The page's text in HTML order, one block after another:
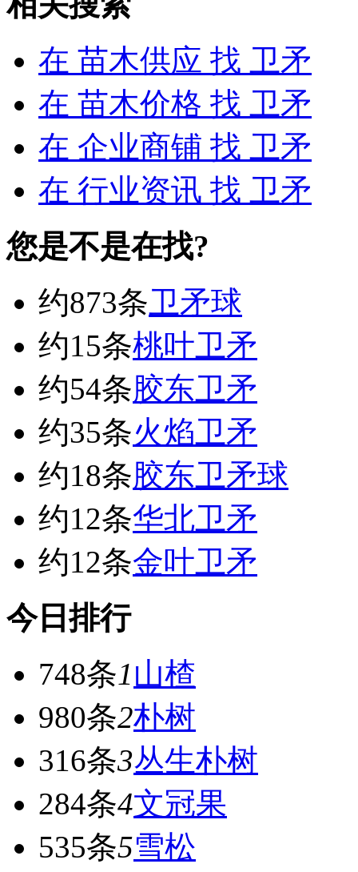
在 苗木供应 找 卫矛
在 苗木价格 找 卫矛
在 企业商铺 找 卫矛
在 行业资讯 找 卫矛
您是不是在找?
约873条卫矛球
约15条桃叶卫矛
约54条胶东卫矛
约35条火焰卫矛
约18条胶东卫矛球
约12条华北卫矛
约12条金叶卫矛
今日排行
748条1山楂
980条2朴树
316条3丛生朴树
284条4文冠果
535条5雪松